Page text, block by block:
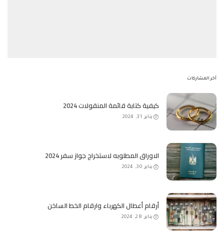
آخر المشاركات
كيفية كتابة قائمة المنقولات 2024
يناير 31, 2024
الاوراق المطلوبه لاستخراج جواز سفر 2024
يناير 30, 2024
أرقام أعطال الكهرباء وارقام الخط الساخن
يناير 28, 2024